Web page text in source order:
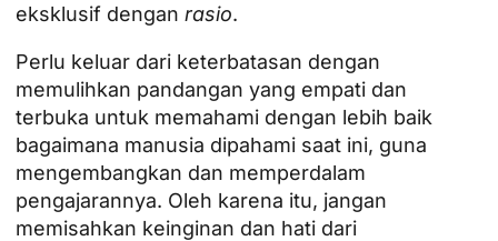
eksklusif dengan rasio.
Perlu keluar dari keterbatasan dengan
memulihkan pandangan yang empati dan
terbuka untuk memahami dengan lebih baik
bagaimana manusia dipahami saat ini, guna
mengembangkan dan memperdalam
pengajarannya. Oleh karena itu, jangan
memisahkan keinginan dan hati dari